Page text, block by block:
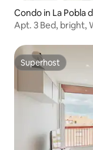
Condo in La Pobla
Apt. 3 Bed, bright,
Superhost
Superhost